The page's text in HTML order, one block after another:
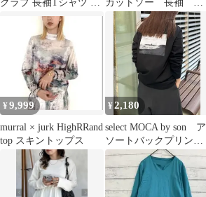
クラブ 長袖Tシャツ ロ
ンT 白 M 無地
カットソー 長袖 薄
手 ロゴラインストー
ン モカ色 【38】
¥ 9,999
murral × jurk HighRRand
top スキントップス
¥2,180
select MOCA by son ア
ソートバックプリント
ロングTシャツ 黒